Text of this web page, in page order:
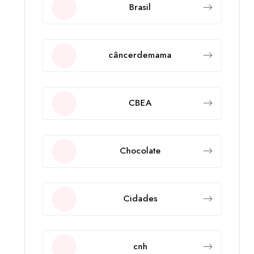
Brasil
câncerdemama
CBEA
Chocolate
Cidades
cnh